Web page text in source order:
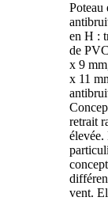
Poteau
en H :
de
x 9
x 11
retrait
vent.